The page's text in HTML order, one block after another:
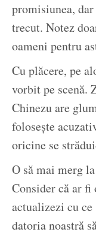
promisiunea,
trecut. Notez
oameni pentru
Cu plăcere, pe
vorbit pe scenă.
Chinezu are
folosește
oricine se
O să mai merg
Consider că ar fi
actualizezi cu
datoria noastră